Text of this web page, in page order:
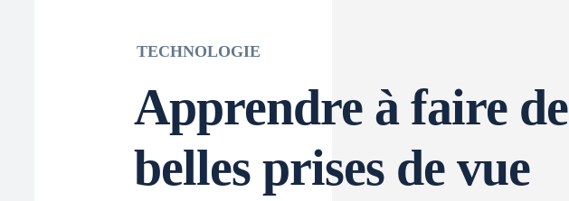
TECHNOLOGIE
Apprendre à faire de
belles prises de vue